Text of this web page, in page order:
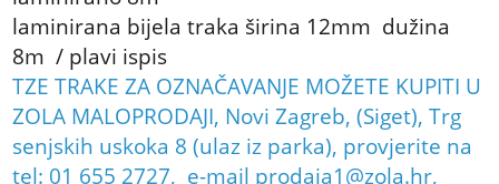
laminirana bijela traka širina 12mm dužina
8m / plavi ispis
TZE TRAKE ZA OZNAČAVANJE MOŽETE KUPITI U
ZOLA MALOPRODAJI, Novi Zagreb, (Siget), Trg
senjskih uskoka 8 (ulaz iz parka), provjerite na
tel: 01 655 2727, e-mail prodaja1@zola.hr,